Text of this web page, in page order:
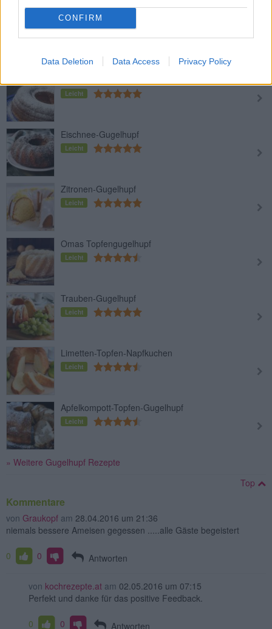
CONFIRM
Data Deletion Data Access Privacy Policy
Leicht
Leicht
Eischnee-Gugelhupf
Leicht
Zitronen-Gugelhupf
Leicht
Omas Topfengugelhupf
Leicht
Trauben-Gugelhupf
Leicht
Limetten-Topfen-Napfkuchen
Leicht
Apfelkompott-Topfen-Gugelhupf
Leicht
» Weitere Gugelhupf Rezepte
Top
Kommentare
von Graukopf am 28.04.2016 um 21:36
niemals bessere Ameisen gegessen .....alle Gäste begeistert
0 0 Antworten
von kochrezepte.at am 02.05.2016 um 07:15
Perfekt und danke für das positive Feedback.
0 0 Antworten